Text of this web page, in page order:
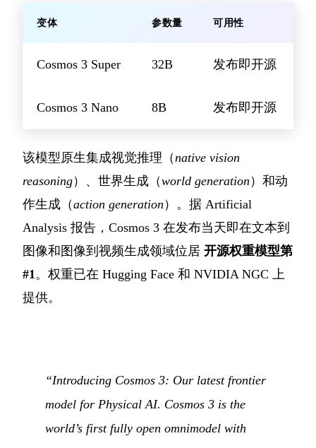
变体 参数量 可用性
Cosmos 3 Super 32B 发布即开源
Cosmos 3 Nano 8B 发布即开源
该模型原生集成视觉推理（native vision
reasoning）、世界生成（world generation ）和动
作生成（action generation ）。据 Artificial
Analysis 报告，Cosmos 3 在发布当天即在文本到
图像和图像到视频生成领域位居 开源权重模型第
#1。权重已在 Hugging Face 和 NVIDIA NGC 上
提供。
“Introducing Cosmos 3: Our latest frontier
model for Physical AI. Cosmos 3 is the
world’s first fully open omnimodel with